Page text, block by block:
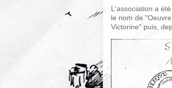
L'association a
le nom de
Victorine" puis,